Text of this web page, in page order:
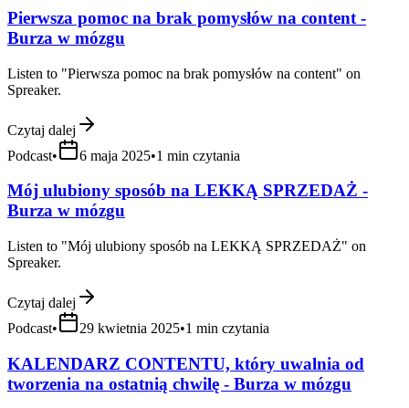
Pierwsza pomoc na brak pomysłów na content -
Burza w mózgu
Listen to "Pierwsza pomoc na brak pomysłów na content" on
Spreaker.
Czytaj dalej
Podcast• 6 maja 2025•1 min czytania
Mój ulubiony sposób na LEKKĄ SPRZEDAŻ -
Burza w mózgu
Listen to "Mój ulubiony sposób na LEKKĄ SPRZEDAŻ" on
Spreaker.
Czytaj dalej
Podcast• 29 kwietnia 2025•1 min czytania
KALENDARZ CONTENTU, który uwalnia od
tworzenia na ostatnią chwilę - Burza w mózgu